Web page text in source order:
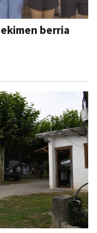
berria